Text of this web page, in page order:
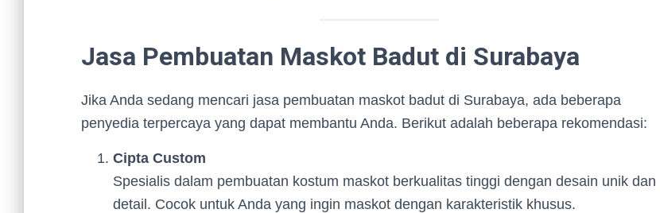
Jasa Pembuatan Maskot Badut di Surabaya
Jika Anda sedang mencari jasa pembuatan maskot badut di Surabaya, ada beberapa
penyedia terpercaya yang dapat membantu Anda. Berikut adalah beberapa rekomendasi:
Cipta Custom
Spesialis dalam pembuatan kostum maskot berkualitas tinggi dengan desain unik dan
detail. Cocok untuk Anda yang ingin maskot dengan karakteristik khusus.